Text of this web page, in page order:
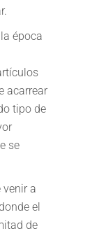
época
acarrear
tipo de
se
venir a
, donde el
de